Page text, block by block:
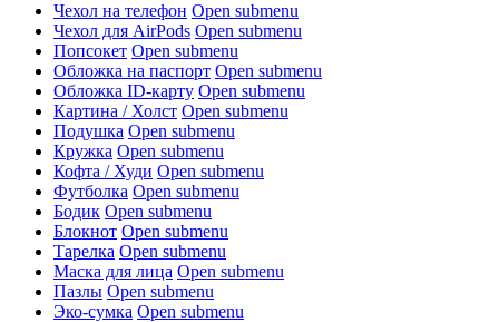
Чехол на телефон Open submenu
Чехол для AirPods Open submenu
Попсокет Open submenu
Обложка на паспорт Open submenu
Обложка ID-карту Open submenu
Картина / Холст Open submenu
Подушка Open submenu
Кружка Open submenu
Кофта / Худи Open submenu
Футболка Open submenu
Бодик Open submenu
Блокнот Open submenu
Тарелка Open submenu
Маска для лица Open submenu
Пазлы Open submenu
Эко-сумка Open submenu